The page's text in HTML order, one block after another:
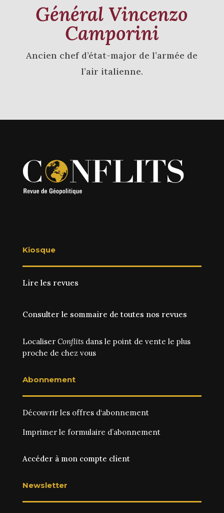
Général Vincenzo
Camporini
Ancien chef d’état-major de l’armée de
l’air italienne.
Kiosque
Lire les revues
Consulter le sommaire de toutes nos revues
Localiser Conflitsdans le point de vente le plus
proche de chez vous
Abonnement
Découvrir les offres d‘abonnement
Imprimer le formulaire d’abonnement
Accéder à mon compte client
Newsletter